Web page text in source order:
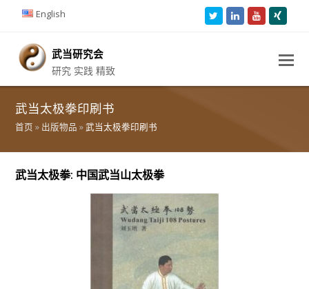
English TwitterLinkedInYoutube
武当研究会
研究 实践 精致
武当太极拳印刷书
首页 » 出版物品 »武当太极拳印刷书
武当太极拳: 中国武当山太极拳